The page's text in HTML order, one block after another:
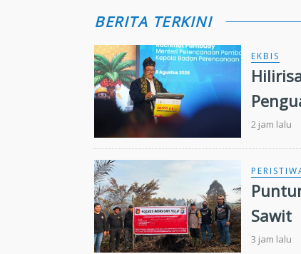
BERITA TERKINI
EKBIS
2 jam lalu
Sawit
3 jam lalu